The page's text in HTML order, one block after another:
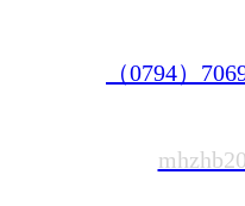
（0794）